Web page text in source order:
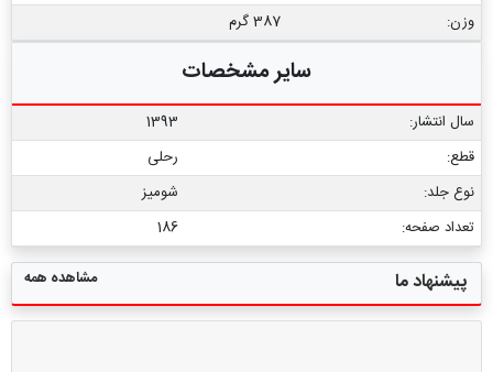
وزن:
387 گرم
سایر مشخصات
سال انتشار:
1393
قطع:
رحلی
نوع جلد:
شومیز
تعداد صفحه:
186
پیشنهاد ما مشاهده همه